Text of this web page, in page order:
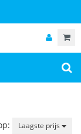
Laagste prijs